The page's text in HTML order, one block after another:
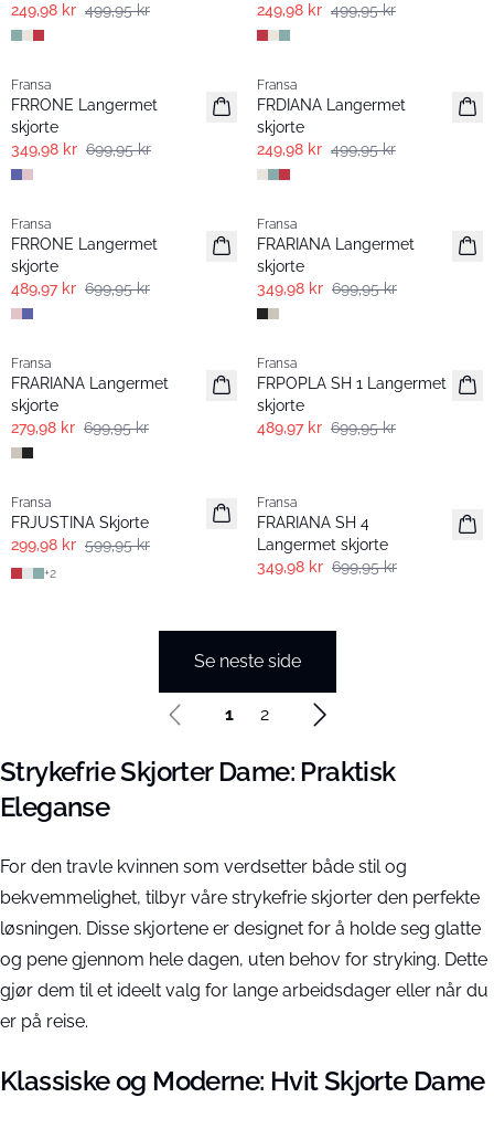
249,98 kr 499,95 kr
249,98 kr 499,95 kr
- 50%
Fransa
FRRONE Langermet
skjorte
349,98 kr 699,95 kr
- 50%
Fransa
FRDIANA Langermet
skjorte
249,98 kr 499,95 kr
-30%
Fransa
FRRONE Langermet
skjorte
489,97 kr 699,95 kr
Extended size
- 50%
Fransa
FRARIANA Langermet
skjorte
349,98 kr 699,95 kr
Extended size
- 60% | Salg
Fransa
FRARIANA Langermet
skjorte
279,98 kr 699,95 kr
Extended size
-30%
Fransa
FRPOPLA SH 1 Langermet
skjorte
489,97 kr 699,95 kr
- 50%
Fransa
FRJUSTINA Skjorte
299,98 kr 599,95 kr
+2
Fransa
FRARIANA SH 4
Langermet skjorte
349,98 kr 699,95 kr
Se neste side
1 2
Strykefrie Skjorter Dame: Praktisk
Eleganse
For den travle kvinnen som verdsetter både stil og
bekvemmelighet, tilbyr våre strykefrie skjorter den perfekte
løsningen. Disse skjortene er designet for å holde seg glatte
og pene gjennom hele dagen, uten behov for stryking. Dette
gjør dem til et ideelt valg for lange arbeidsdager eller når du
er på reise.
Klassiske og Moderne: Hvit Skjorte Dame